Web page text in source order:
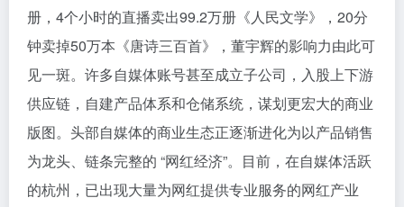
册，4个小时的直播卖出99.2万册《人民文学》，20分
钟卖掉50万本《唐诗三百首》，董宇辉的影响力由此可
见一斑。许多自媒体账号甚至成立子公司，入股上下游
供应链，自建产品体系和仓储系统，谋划更宏大的商业
版图。头部自媒体的商业生态正逐渐进化为以产品销售
为龙头、链条完整的 “网红经济”。目前，在自媒体活跃
的杭州，已出现大量为网红提供专业服务的网红产业